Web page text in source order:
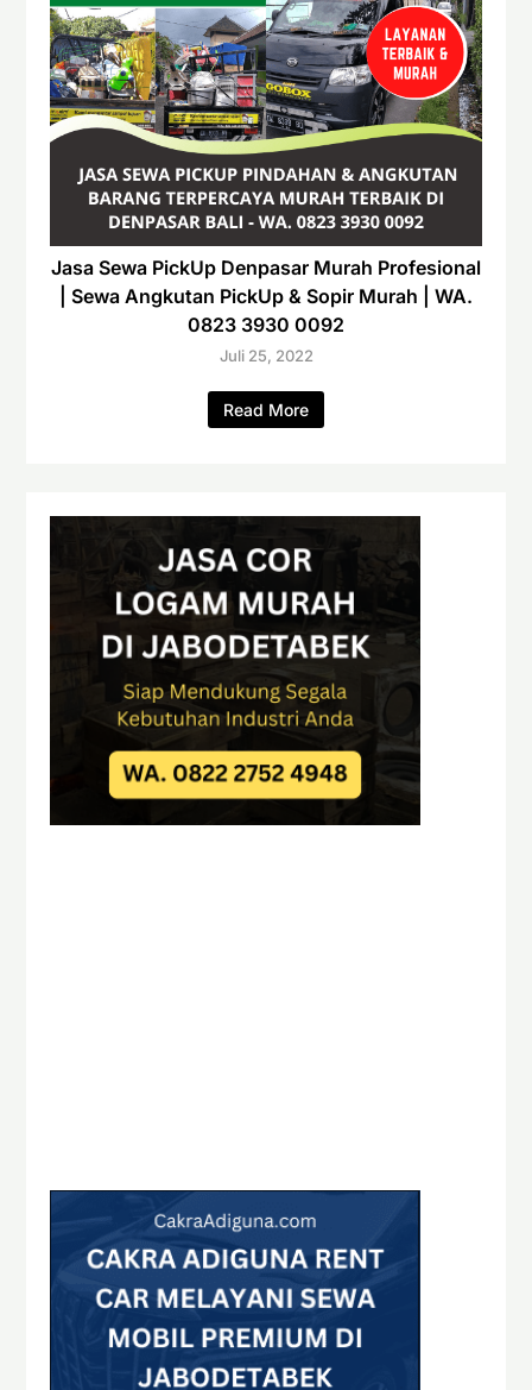
Jasa Sewa PickUp Denpasar Murah Profesional
| Sewa Angkutan PickUp & Sopir Murah | WA.
0823 3930 0092
Juli 25, 2022
Read More